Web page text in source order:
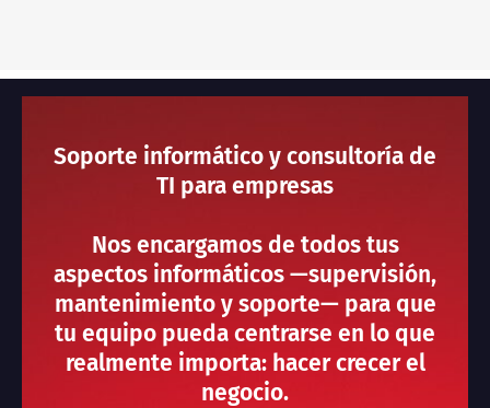
Soporte informático y consultoría de
TI para empresas
Nos encargamos de todos tus
aspectos informáticos —supervisión,
mantenimiento y soporte— para que
tu equipo pueda centrarse en lo que
realmente importa: hacer crecer el
negocio.